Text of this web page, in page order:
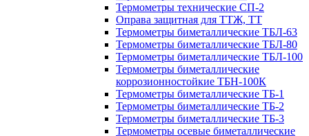
Термометры технические СП-2
Оправа защитная для ТТЖ, ТТ
Термометры биметаллические ТБЛ-63
Термометры биметаллические ТБЛ-80
Термометры биметаллические ТБЛ-100
Термометры биметаллические
коррозионностойкие ТБН-100К
Термометры биметаллические ТБ-1
Термометры биметаллические ТБ-2
Термометры биметаллические ТБ-3
Термометры осевые биметаллические